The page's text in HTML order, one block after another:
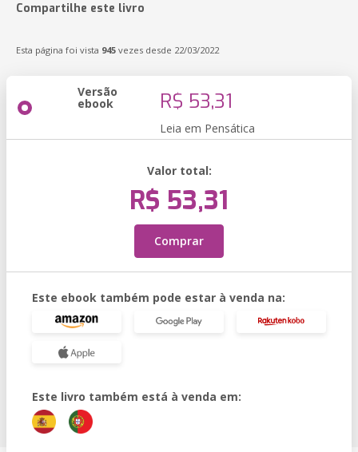
Compartilhe este livro
Esta página foi vista 945 vezes desde 22/03/2022
Versão
ebook R$ 53,31
Leia em Pensática
Valor total:
R$ 53,31
Comprar
Este ebook também pode estar à venda na:
Este livro também está à venda em: